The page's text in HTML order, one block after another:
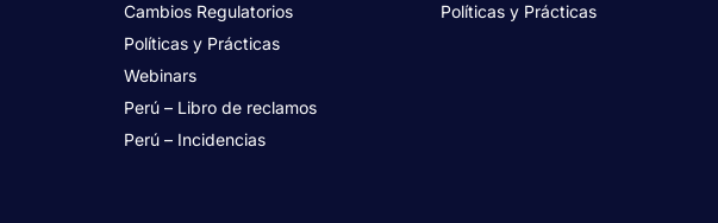
Cambios Regulatorios
Políticas y Prácticas
Webinars
Perú – Libro de reclamos
Perú – Incidencias
Políticas y Prácticas